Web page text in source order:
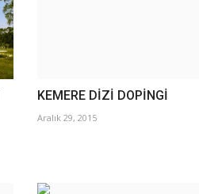
KEMERE DİZİ DOPİNGİ
Aralık 29, 2015